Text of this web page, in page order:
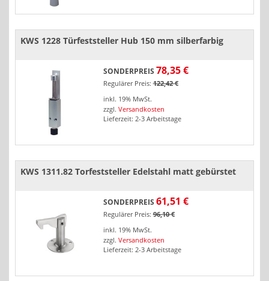
KWS 1228 Türfeststeller Hub 150 mm silberfarbig
SONDERPREIS 78,35 €
Regulärer Preis: 122,42 €
inkl. 19% MwSt.
zzgl. Versandkosten
Lieferzeit: 2-3 Arbeitstage
KWS 1311.82 Torfeststeller Edelstahl matt gebürstet
SONDERPREIS 61,51 €
Regulärer Preis: 96,10 €
inkl. 19% MwSt.
zzgl. Versandkosten
Lieferzeit: 2-3 Arbeitstage